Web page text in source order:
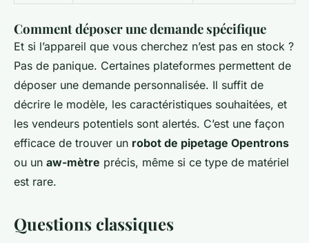
Comment déposer une demande spécifique
Et si l’appareil que vous cherchez n’est pas en stock ?
Pas de panique. Certaines plateformes permettent de
déposer une demande personnalisée. Il suffit de
décrire le modèle, les caractéristiques souhaitées, et
les vendeurs potentiels sont alertés. C’est une façon
efficace de trouver un robot de pipetage Opentrons
ou un aw-mètre précis, même si ce type de matériel
est rare.
Questions classiques